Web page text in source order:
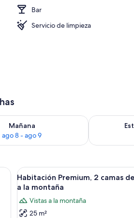
Bar
Servicio de limpieza
8
Mañana
ago 8 - ago 9
para mañana, ago 8 - ago
Consulta la
grande, una mesita de noche de
Abrir
todas
fotos
1
Habitación Premium, 2 camas
a la montaña
Vistas a la montaña
25 m²